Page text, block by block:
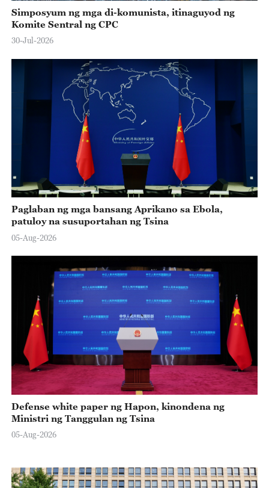
Simposyum ng mga di-komunista, itinaguyod ng
Komite Sentral ng CPC
30-Jul-2026
Paglaban ng mga bansang Aprikano sa Ebola,
patuloy na susuportahan ng Tsina
05-Aug-2026
Defense white paper ng Hapon, kinondena ng
Ministri ng Tanggulan ng Tsina
05-Aug-2026